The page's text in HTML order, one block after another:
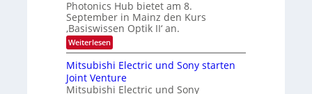
u
m
i
m
e
s
t
e
-
S
e
m
i
a
r
E
i
n
s
a
z
n
i
Photonics Hub bietet am 8.
September in Mainz den Kurs
‚Basiswissen Optik II‘ an.
Weiterlesen:
O
p
t
i
k
Mitsubishi Electric und Sony starten
Joint Venture
Mitsubishi Electric und Sony